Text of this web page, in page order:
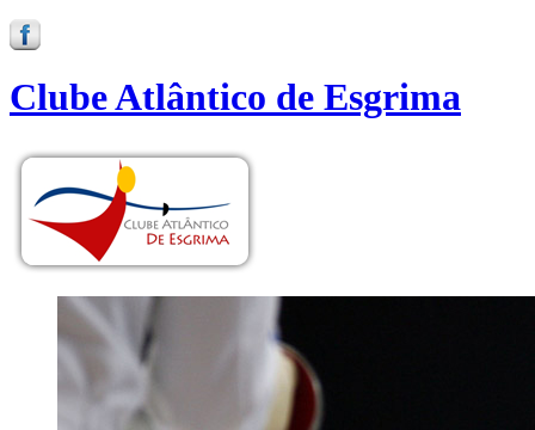
Clube Atlântico de Esgrima